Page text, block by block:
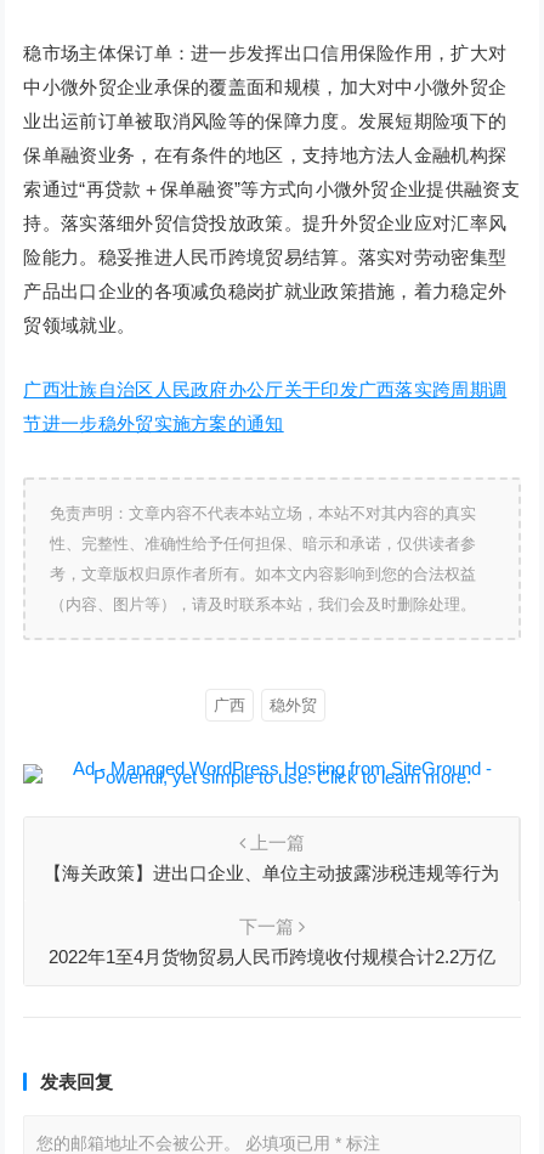
稳市场主体保订单：进一步发挥出口信用保险作用，扩大对
中小微外贸企业承保的覆盖面和规模，加大对中小微外贸企
业出运前订单被取消风险等的保障力度。发展短期险项下的
保单融资业务，在有条件的地区，支持地方法人金融机构探
索通过“再贷款＋保单融资”等方式向小微外贸企业提供融资支
持。落实落细外贸信贷投放政策。提升外贸企业应对汇率风
险能力。稳妥推进人民币跨境贸易结算。落实对劳动密集型
产品出口企业的各项减负稳岗扩就业政策措施，着力稳定外
贸领域就业。
广西壮族自治区人民政府办公厅关于印发广西落实跨周期调
节进一步稳外贸实施方案的通知
免责声明：文章内容不代表本站立场，本站不对其内容的真实
性、完整性、准确性给予任何担保、暗示和承诺，仅供读者参
考，文章版权归原作者所有。如本文内容影响到您的合法权益
（内容、图片等），请及时联系本站，我们会及时删除处理。
广西 稳外贸
上一篇
【海关政策】进出口企业、单位主动披露涉税违规等行为
下一篇
2022年1至4月货物贸易人民币跨境收付规模合计2.2万亿
发表回复
您的邮箱地址不会被公开。 必填项已用* 标注